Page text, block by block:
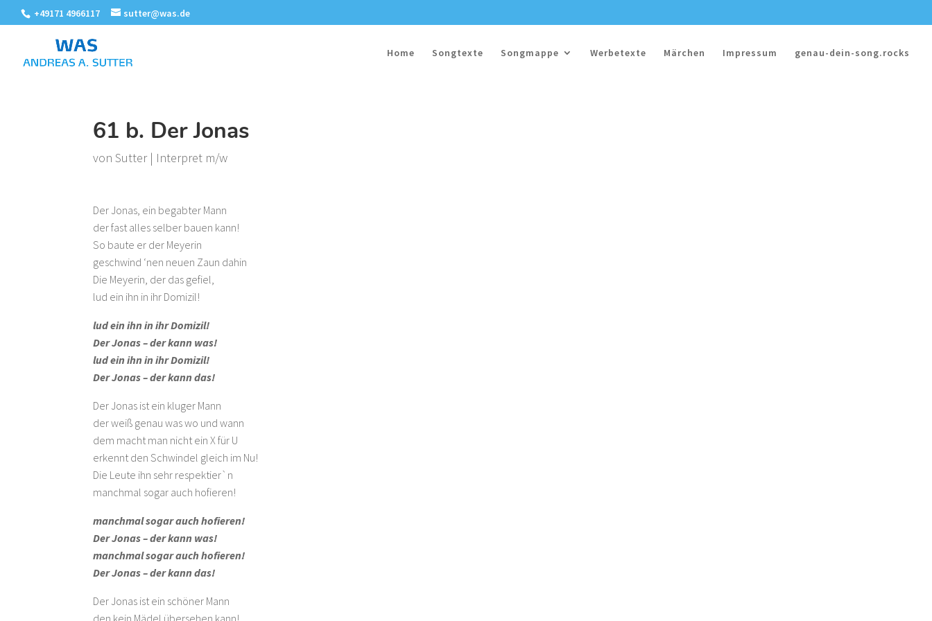
+49171 4966117 sutter@was.de
Home Songtexte Songmappe Werbetexte Märchen Impressum genau-dein-song.rocks
61 b. Der Jonas
vonSutter| Interpret m/w
Der Jonas, ein begabter Mann
der fast alles selber bauen kann!
So baute er der Meyerin
geschwind ‘nen neuen Zaun dahin
Die Meyerin, der das gefiel,
lud ein ihn in ihr Domizil!
lud ein ihn in ihr Domizil!
Der Jonas – der kann was!
lud ein ihn in ihr Domizil!
Der Jonas – der kann das!
Der Jonas ist ein kluger Mann
der weiß genau was wo und wann
dem macht man nicht ein X für U
erkennt den Schwindel gleich im Nu!
Die Leute ihn sehr respektier`n
manchmal sogar auch hofieren!
manchmal sogar auch hofieren!
Der Jonas – der kann was!
manchmal sogar auch hofieren!
Der Jonas – der kann das!
Der Jonas ist ein schöner Mann
den kein Mädel übersehen kann!